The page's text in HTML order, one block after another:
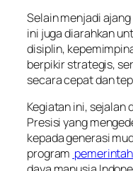
Selain menjadi
ini juga diarahkan
disiplin,
berpikir strategis,
secara cepat dan
Kegiatan ini, sejalan
Presisi yang
kepada generasi
program pemerintah